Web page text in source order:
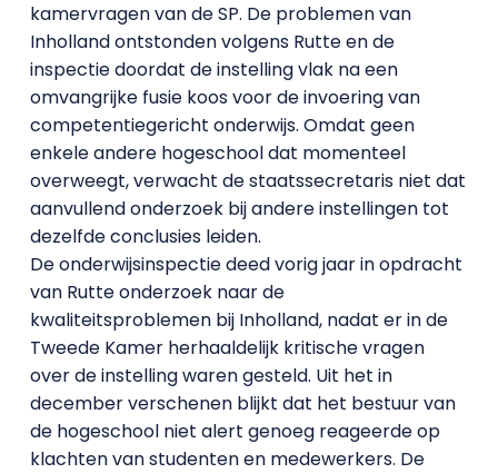
kamervragen van de SP. De problemen van
Inholland ontstonden volgens Rutte en de
inspectie doordat de instelling vlak na een
omvangrijke fusie koos voor de invoering van
competentiegericht onderwijs. Omdat geen
enkele andere hogeschool dat momenteel
overweegt, verwacht de staatssecretaris niet dat
aanvullend onderzoek bij andere instellingen tot
dezelfde conclusies leiden.
De onderwijsinspectie deed vorig jaar in opdracht
van Rutte onderzoek naar de
kwaliteitsproblemen bij Inholland, nadat er in de
Tweede Kamer herhaaldelijk kritische vragen
over de instelling waren gesteld. Uit het in
december verschenen blijkt dat het bestuur van
de hogeschool niet alert genoeg reageerde op
klachten van studenten en medewerkers. De